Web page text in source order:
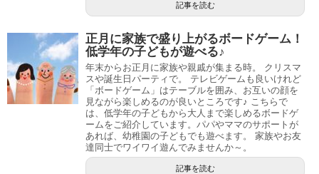
記事を読む
正月に家族で盛り上がるボードゲーム！
低学年の子どもが遊べる♪
年末からお正月に家族や親戚が集まる時。 クリスマ
スや誕生日パーティで。 テレビゲームも良いけれど
「ボードゲーム」はテーブルを囲み、お互いの顔を
見ながら楽しめるのが良いところです♪ こちらで
は、低学年の子どもから大人まで楽しめるボードゲ
ームをご紹介しています。パパやママのサポートが
あれば、幼稚園の子どもでも遊べます。 家族やお友
達同士でワイワイ遊んでみませんか～。
記事を読む